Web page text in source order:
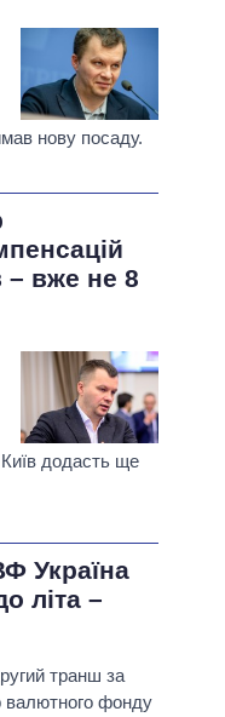
нову посаду.
– вже не 8
додасть ще
Україна
літа –
транш за
валютного фонду